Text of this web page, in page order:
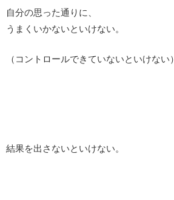
自分の思った通りに、
うまくいかないといけない。
（コントロールできていないといけない）
結果を出さないといけない。